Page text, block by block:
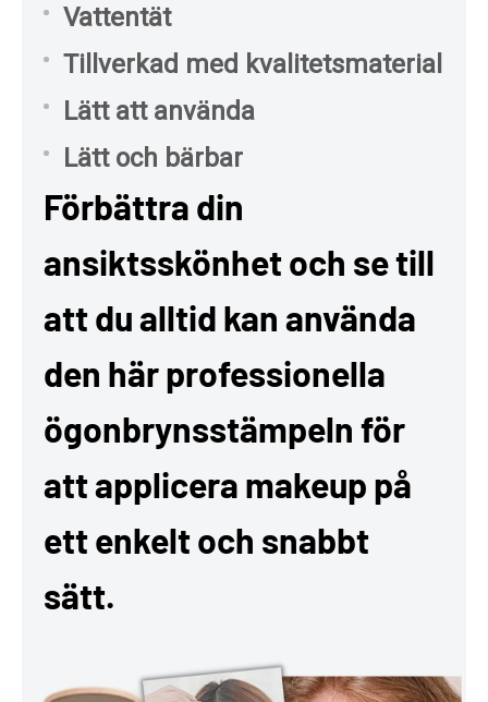
Vattentät
Tillverkad med kvalitetsmaterial
Lätt att använda
Lätt och bärbar
Förbättra din
ansiktsskönhet och se till
att du alltid kan använda
den här professionella
ögonbrynsstämpeln för
att applicera makeup på
ett enkelt och snabbt
sätt.